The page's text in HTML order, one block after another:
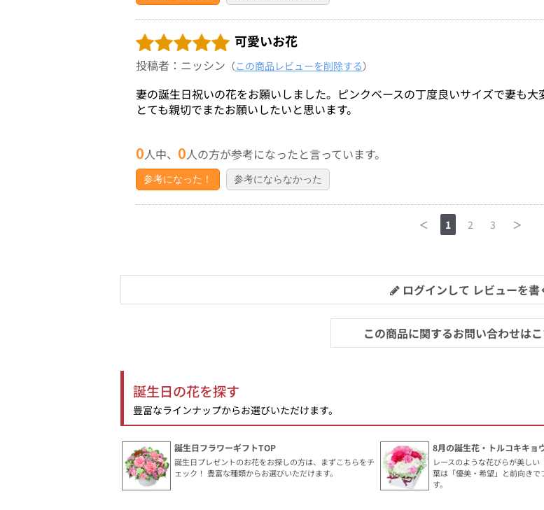
可愛いお花
投稿者：ニッシン （この商品レビューを削除する）
妻の誕生日祝いの花をお願いしました。ピンクベースの丁度良いサイズで妻も
とても親切でまたお願いしたいと思います。
0人中、 0人の方が参考になったと言っています。
参考になった！ 参考にならなかった
＜ 1 2 3 ＞
ログインして レビューを書
この商品に関するお問い合わせは
誕生日の花を探す
豊富なラインナップからお選びいただけます。
誕生日フラワーギフトTOP
誕生日プレゼントのお花をお探しの方は、まずこちらをチ
ェック！ 豊富な種類からお選びいただけます。
8月の誕生花・トルコキキョ
レースのような花びらが美し
葉は「優美・希望」と前向きで
す。